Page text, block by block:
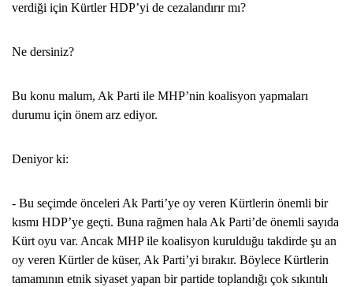
verdiği için Kürtler HDP’yi de cezalandırır mı?
Ne dersiniz?
Bu konu malum, Ak Parti ile MHP’nin koalisyon yapmaları
durumu için önem arz ediyor.
Deniyor ki:
- Bu seçimde önceleri Ak Parti’ye oy veren Kürtlerin önemli bir
kısmı HDP’ye geçti. Buna rağmen hala Ak Parti’de önemli sayıda
Kürt oyu var. Ancak MHP ile koalisyon kurulduğu takdirde şu an
oy veren Kürtler de küser, Ak Parti’yi bırakır. Böylece Kürtlerin
tamamının etnik siyaset yapan bir partide toplandığı çok sıkıntılı